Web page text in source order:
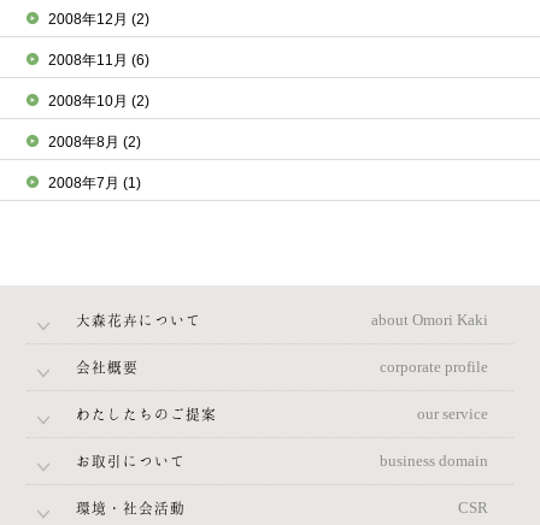
2008年12月(2)
2008年11月(6)
2008年10月(2)
2008年8月(2)
2008年7月(1)
大森花卉について about Omori Kaki
会社概要 corporate profile
わたしたちのご提案 our service
お取引について business domain
環境・社会活動 CSR